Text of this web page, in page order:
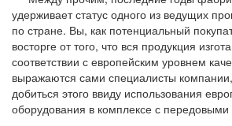
удерживает статус одного из ведущих
по стране. Вы, как потенциальный
восторге от того, что вся продукция
соответствии с европейским уровнем
выражаются сами специалисты
добиться этого ввиду использования
оборудования в комплексе с передовыми